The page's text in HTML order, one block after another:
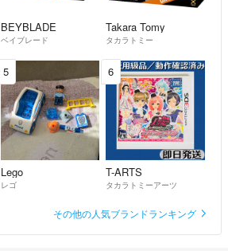
BEYBLADE
ベイブレード
Takara Tomy
タカラトミー
5
Lego
レゴ
6
T-ARTS
タカラトミーアーツ
その他の人気ブランドランキング